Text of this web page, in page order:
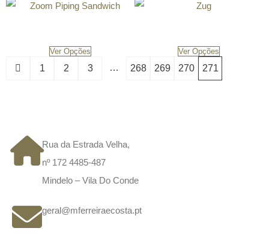
Ver Opções Ver Opções
1 2 3 … 268 269 270 271
Rua da Estrada Velha,
nº 172 4485-487
Mindelo – Vila Do Conde
geral@mferreiraecosta.pt